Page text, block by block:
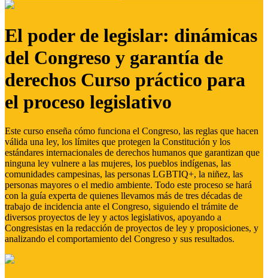
El poder de legislar: dinámicas
del Congreso y garantía de
derechos Curso práctico para
el proceso legislativo
Este curso enseña cómo funciona el Congreso, las reglas que hacen
válida una ley, los límites que protegen la Constitución y los
estándares internacionales de derechos humanos que garantizan que
ninguna ley vulnere a las mujeres, los pueblos indígenas, las
comunidades campesinas, las personas LGBTIQ+, la niñez, las
personas mayores o el medio ambiente. Todo este proceso se hará
con la guía experta de quienes llevamos más de tres décadas de
trabajo de incidencia ante el Congreso, siguiendo el trámite de
diversos proyectos de ley y actos legislativos, apoyando a
Congresistas en la redacción de proyectos de ley y proposiciones, y
analizando el comportamiento del Congreso y sus resultados.